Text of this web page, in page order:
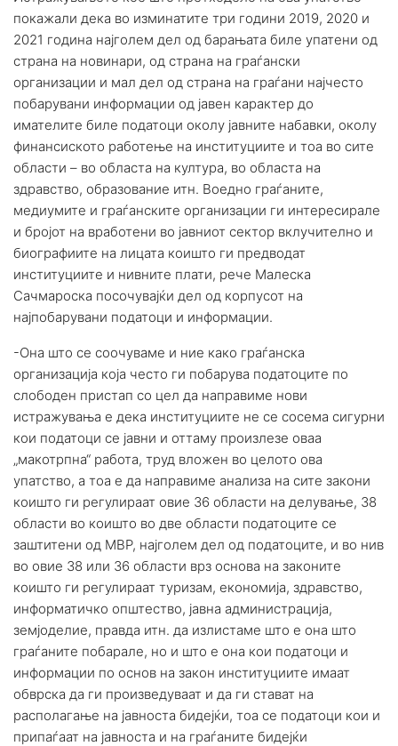
покажали дека во изминатите три години 2019, 2020 и
2021 година најголем дел од барањата биле упатени од
страна на новинари, од страна на граѓански
организации и мал дел од страна на граѓани најчесто
побарувани информации од јавен карактер до
имателите биле податоци околу јавните набавки, околу
финансиското работење на институциите и тоа во сите
области – во областа на култура, во областа на
здравство, образование итн. Воедно граѓаните,
медиумите и граѓанските организации ги интересирале
и бројот на вработени во јавниот сектор вклучително и
биографиите на лицата коишто ги предводат
институциите и нивните плати, рече Малеска
Сачмароска посочувајќи дел од корпусот на
најпобарувани податоци и информации.
-Она што се соочуваме и ние како граѓанска
организација која често ги побарува податоците по
слободен пристап со цел да направиме нови
истражувања е дека институциите не се сосема сигурни
кои податоци се јавни и оттаму произлезе оваа
„макотрпна“ работа, труд вложен во целото ова
упатство, а тоа е да направиме анализа на сите закони
коишто ги регулираат овие 36 области на делување, 38
области во коишто во две области податоците се
заштитени од МВР, најголем дел од податоците, и во нив
во овие 38 или 36 области врз основа на законите
коишто ги регулираат туризам, економија, здравство,
информатичко општество, јавна администрација,
земјоделие, правда итн. да излистаме што е она што
граѓаните побарале, но и што е она кои податоци и
информации по основ на закон институциите имаат
обврска да ги произведуваат и да ги стават на
располагање на јавноста бидејќи, тоа се податоци кои и
припаѓаат на јавноста и на граѓаните бидејќи